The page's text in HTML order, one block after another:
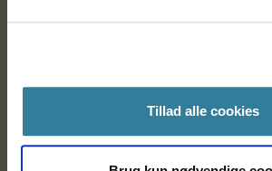
Tillad alle cookies
CVR: 1007 4002